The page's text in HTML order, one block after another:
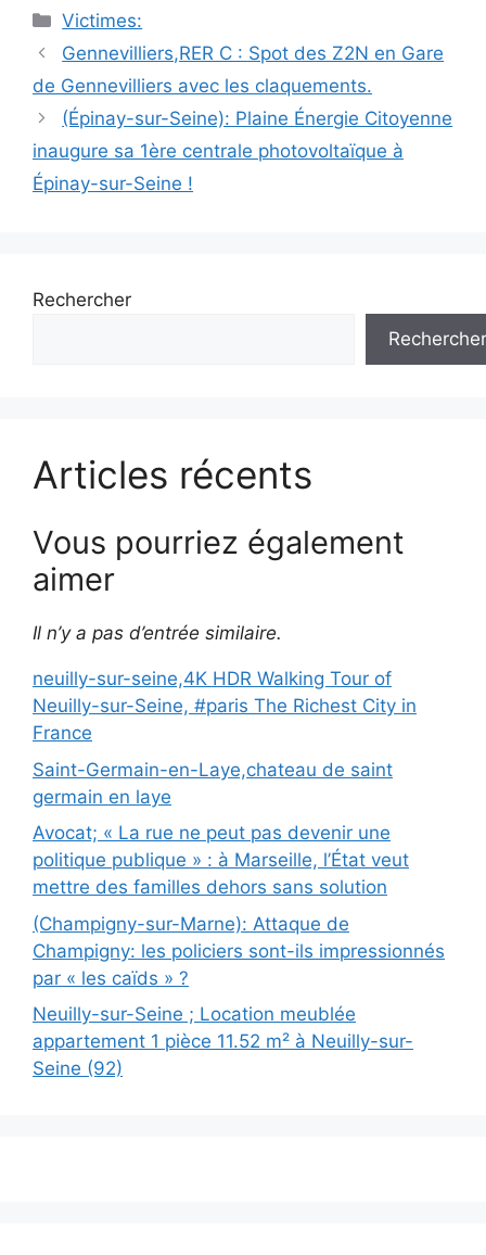
Catégories
Victimes:
Navigation
des
articles
Gennevilliers,RER C : Spot des Z2N en Gare
de Gennevilliers avec les claquements.
(Épinay-sur-Seine): Plaine Énergie Citoyenne
inaugure sa 1ère centrale photovoltaïque à
Épinay-sur-Seine !
Rechercher
Rechercher
Articles récents
Vous pourriez également
aimer
Il n’y a pas d’entrée similaire.
neuilly-sur-seine,4K HDR Walking Tour of
Neuilly-sur-Seine, #paris The Richest City in
France
Saint-Germain-en-Laye,chateau de saint
germain en laye
Avocat; « La rue ne peut pas devenir une
politique publique » : à Marseille, l’État veut
mettre des familles dehors sans solution
(Champigny-sur-Marne): Attaque de
Champigny: les policiers sont-ils impressionnés
par « les caïds » ?
Neuilly-sur-Seine ; Location meublée
appartement 1 pièce 11.52 m² à Neuilly-sur-
Seine (92)